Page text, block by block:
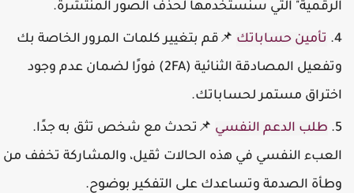
التي سنستخدمها لحذف الصور المنتشرة.
تأمين حساباتك📌قم بتغيير كلمات المرور الخاصة بك
وتفعيل المصادقة الثنائية (2FA) فورًا لضمان عدم وجود
مستمر لحساباتك.
طلب الدعم النفسي📌تحدث مع شخص تثق به جدًا.
النفسي في هذه الحالات ثقيل، والمشاركة تخفف من
الصدمة وتساعدك على التفكير بوضوح.